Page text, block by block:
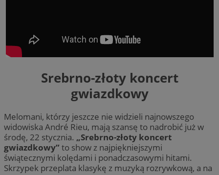
Srebrno-złoty koncert
gwiazdkowy
Melomani, którzy jeszcze nie widzieli najnowszego
widowiska André Rieu, mają szansę to nadrobić już w
środę, 22 stycznia. „Srebrno-złoty koncert
gwiazdkowy” to show z najpiękniejszymi
świątecznymi kolędami i ponadczasowymi hitami.
Skrzypek przeplata klasykę z muzyką rozrywkową, a na